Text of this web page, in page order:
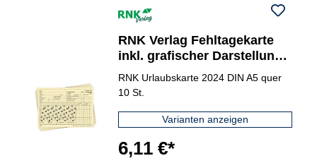
RNK Verlag Fehltagekarte
inkl. grafischer Darstellung
für 2024
RNK Urlaubskarte 2024 DIN A5 quer
10 St.
Varianten anzeigen
6,11 €*